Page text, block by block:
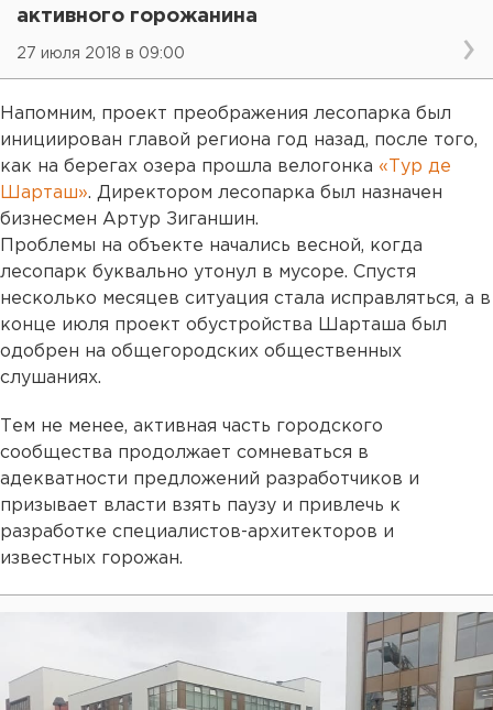
активного горожанина
27 июля 2018 в 09:00
Напомним, проект преображения лесопарка был
инициирован главой региона год назад, после того,
как на берегах озера прошла велогонка «Тур де
Шарташ». Директором лесопарка был назначен
бизнесмен Артур Зиганшин.
Проблемы на объекте начались весной, когда
лесопарк буквально утонул в мусоре. Спустя
несколько месяцев ситуация стала исправляться, а в
конце июля проект обустройства Шарташа был
одобрен на общегородских общественных
слушаниях.
Тем не менее, активная часть городского
сообщества продолжает сомневаться в
адекватности предложений разработчиков и
призывает власти взять паузу и привлечь к
разработке специалистов-архитекторов и
известных горожан.